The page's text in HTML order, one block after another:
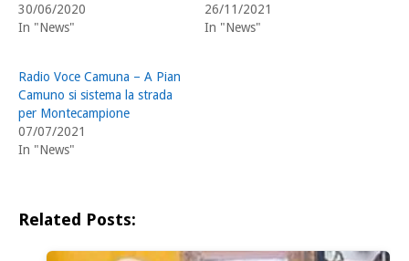
30/06/2020
In "News"
26/11/2021
In "News"
Radio Voce Camuna – A Pian
Camuno si sistema la strada
per Montecampione
07/07/2021
In "News"
Related Posts: